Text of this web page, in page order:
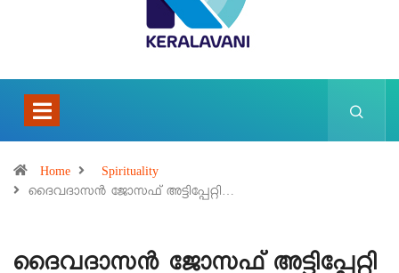
Home
Spirituality
ദൈവദാസൻ ജോസഫ് അട്ടിപ്പേറ്റി…